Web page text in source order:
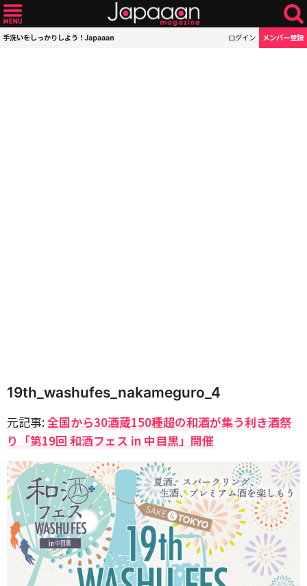
手洗いをしっかりしよう！Japaaan ログイン メンバー登録
19th_washufes_nakameguro_4
元記事:全国から30酒蔵150種超の和酒が集う利き酒祭
り「第19回 和酒フェス in 中目黒」開催